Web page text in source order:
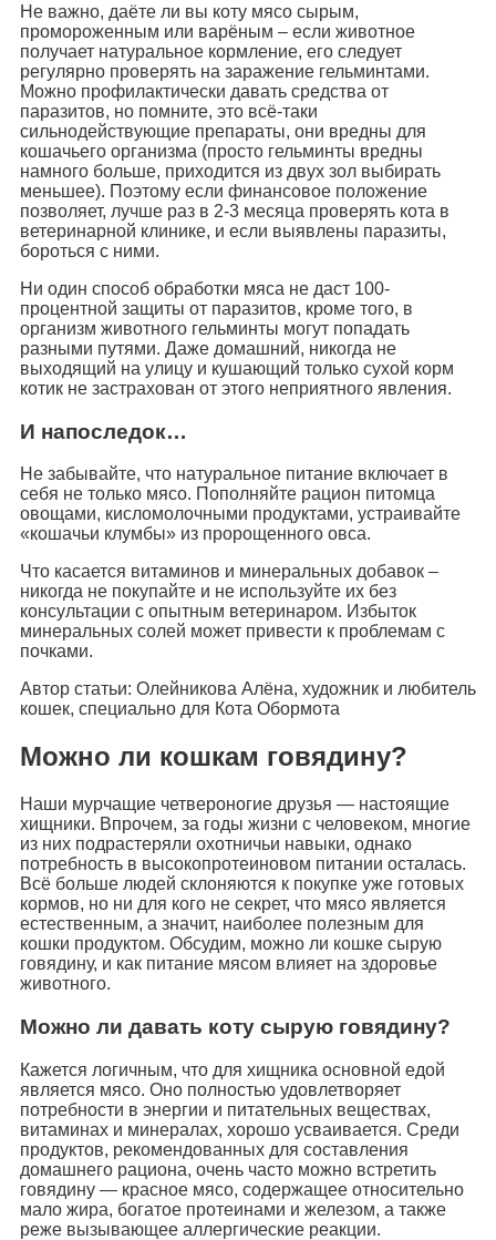
Не важно, даёте ли вы коту мясо сырым,
промороженным или варёным – если животное
получает натуральное кормление, его следует
регулярно проверять на заражение гельминтами.
Можно профилактически давать средства от
паразитов, но помните, это всё-таки
сильнодействующие препараты, они вредны для
кошачьего организма (просто гельминты вредны
намного больше, приходится из двух зол выбирать
меньшее). Поэтому если финансовое положение
позволяет, лучше раз в 2-3 месяца проверять кота в
ветеринарной клинике, и если выявлены паразиты,
бороться с ними.
Ни один способ обработки мяса не даст 100-
процентной защиты от паразитов, кроме того, в
организм животного гельминты могут попадать
разными путями. Даже домашний, никогда не
выходящий на улицу и кушающий только сухой корм
котик не застрахован от этого неприятного явления.
И напоследок…
Не забывайте, что натуральное питание включает в
себя не только мясо. Пополняйте рацион питомца
овощами, кисломолочными продуктами, устраивайте
«кошачьи клумбы» из пророщенного овса.
Что касается витаминов и минеральных добавок –
никогда не покупайте и не используйте их без
консультации с опытным ветеринаром. Избыток
минеральных солей может привести к проблемам с
почками.
Автор статьи: Олейникова Алёна, художник и любитель
кошек, специально для Кота Обормота
Можно ли кошкам говядину?
Наши мурчащие четвероногие друзья — настоящие
хищники. Впрочем, за годы жизни с человеком, многие
из них подрастеряли охотничьи навыки, однако
потребность в высокопротеиновом питании осталась.
Всё больше людей склоняются к покупке уже готовых
кормов, но ни для кого не секрет, что мясо является
естественным, а значит, наиболее полезным для
кошки продуктом. Обсудим, можно ли кошке сырую
говядину, и как питание мясом влияет на здоровье
животного.
Можно ли давать коту сырую говядину?
Кажется логичным, что для хищника основной едой
является мясо. Оно полностью удовлетворяет
потребности в энергии и питательных веществах,
витаминах и минералах, хорошо усваивается. Среди
продуктов, рекомендованных для составления
домашнего рациона, очень часто можно встретить
говядину — красное мясо, содержащее относительно
мало жира, богатое протеинами и железом, а также
реже вызывающее аллергические реакции.